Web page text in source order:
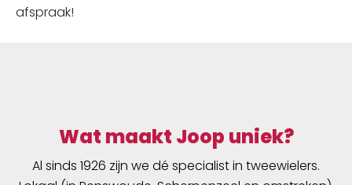
afspraak!
Wat maakt Joop uniek?
Al sinds 1926 zijn we dé specialist in tweewielers.